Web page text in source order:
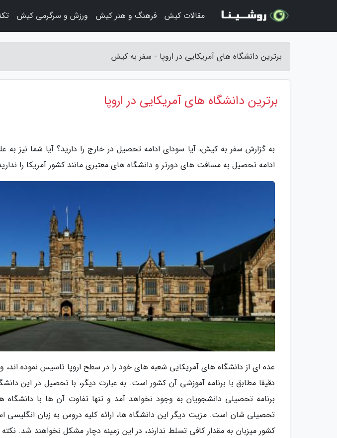
برترین دانشگاه های آمریکایی در اروپا - سفر به کیش
برترین دانشگاه های آمریکایی در اروپا
به گزارش سفر به کیش، آیا سودای ادامه تحصیل در خارج را دارید؟ آیا شما نیز
ادامه تحصیل به مسافت های دورتر و دانشگاه های معتبری مانند کشور آمریکا را
عده ای از دانشگاه های آمریکایی شعبه های خود را در سطح اروپا تاسیس نموده
دقیقا مطابق با برنامه آموزشی آن کشور است. به عبارت دیگر، با تحصیل در این
برنامه تحصیلی دانشجویان به وجود نخواهد آمد و تنها تفاوت آن ها با دانشگاه
تحصیلی شان است. مزیت دیگر این دانشگاه ها، ارائه کلیه دروس به زبان انگلیسی
کشور میزبان به مقدار کافی تسلط ندارند، در این زمینه دچار مشکل نخواهند شد.
مقالات کیش فرهنگ و هنر کیش ورزش و سرگرمی کیش